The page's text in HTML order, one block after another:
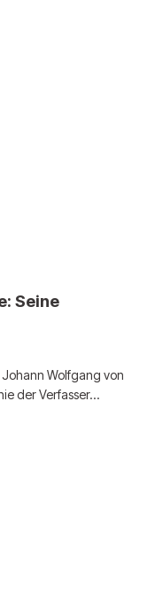
Seine
Wolfgang von
der Verfasser…